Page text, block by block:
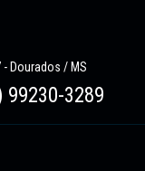
- Dourados / MS
99230-3289